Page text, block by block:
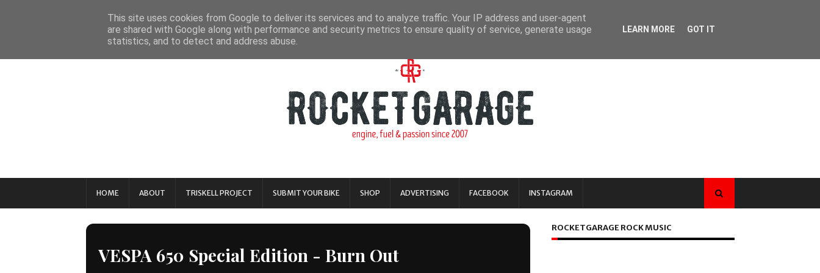
HOME ABOUT TRISKELL PROJECT SUBMIT YOUR BIKE SHOP ADVERTISING FACEBOOK INSTAGRAM
VESPA 650 Special Edition - Burn Out
ROCKETGARAGE ROCK MUSIC
This site uses cookies from Google to deliver its services and to analyze traffic. Your IP address and user-agent
are shared with Google along with performance and security metrics to ensure quality of service, generate usage
statistics, and to detect and address abuse.
LEARN MORE GOT IT